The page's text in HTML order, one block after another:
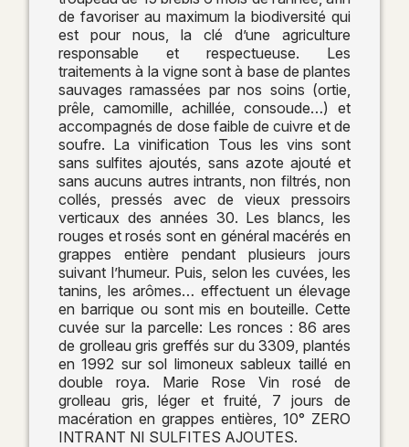
de favoriser au maximum la biodiversité qui
est pour nous, la clé d’une agriculture
responsable et respectueuse. Les
traitements à la vigne sont à base de plantes
sauvages ramassées par nos soins (ortie,
prêle, camomille, achillée, consoude…) et
accompagnés de dose faible de cuivre et de
soufre. La vinification Tous les vins sont
sans sulfites ajoutés, sans azote ajouté et
sans aucuns autres intrants, non filtrés, non
collés, pressés avec de vieux pressoirs
verticaux des années 30. Les blancs, les
rouges et rosés sont en général macérés en
grappes entière pendant plusieurs jours
suivant l’humeur. Puis, selon les cuvées, les
tanins, les arômes… effectuent un élevage
en barrique ou sont mis en bouteille. Cette
cuvée sur la parcelle: Les ronces : 86 ares
de grolleau gris greffés sur du 3309, plantés
en 1992 sur sol limoneux sableux taillé en
double roya. Marie Rose Vin rosé de
grolleau gris, léger et fruité, 7 jours de
macération en grappes entières, 10° ZERO
INTRANT NI SULFITES AJOUTES.